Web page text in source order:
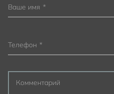
Ваше имя *
Телефон *
Комментарий